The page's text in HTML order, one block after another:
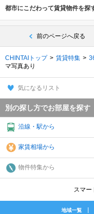
都市にこだわって賃貸物件を探
前のページへ戻る
CHINTAIトップ 賃貸特集
マ写真あり
気になるリスト
別の探し方でお部屋を探す
沿線・駅から
家賃相場から
物件特集から
スマー
地域一覧